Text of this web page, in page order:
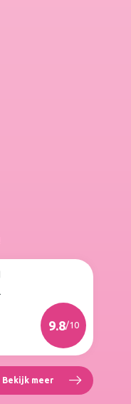
9.8/10
Bekijk meer Reviews
Roxenne